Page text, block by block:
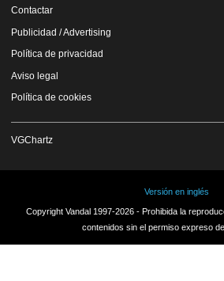
Contactar
Publicidad / Advertising
Política de privacidad
Aviso legal
Política de cookies
VGChartz
Versión en inglés
Copyright Vandal 1997-2026 - Prohibida la
contenidos sin el permiso expreso